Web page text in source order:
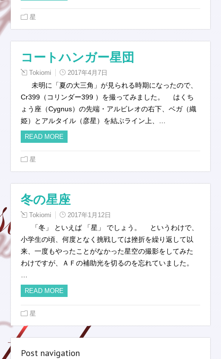
星
コートハンガー星団
Tokiomi 2017年4月7日
未明に「夏の大三角」が見られる時期になったので、
Cr399（コリンダー399 ）を撮ってみました。 はくち
ょう座（Cygnus）の先端・アルビレオの右下、ベガ（織
姫）とアルタイル（彦星）を結ぶライン上、…
READ MORE
星
冬の星座
Tokiomi 2017年1月12日
「冬」 といえば 「星」 でしょう。 というわけで、
小学生の頃、何度となく挑戦しては挫折を繰り返して以
来、一度もやったことがなかった星空の撮影をしてみた
わけですが、ＡＦの補助光を切るのを忘れていました。
READ MORE
星
Post navigation